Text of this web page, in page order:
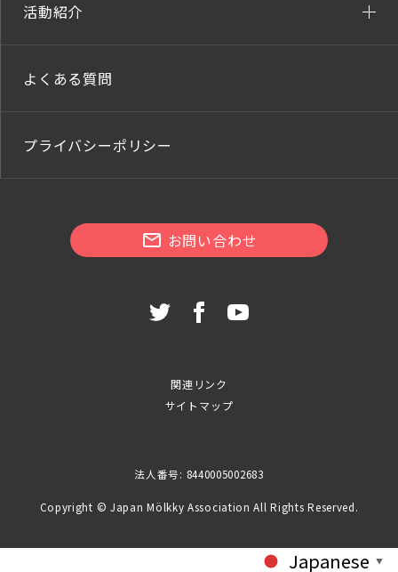
活動紹介
よくある質問
プライバシーポリシー
お問い合わせ
関連リンク
サイトマップ
法人番号: 8440005002683
Copyright © Japan Mölkky Association All Rights Reserved.
Japanese ▼